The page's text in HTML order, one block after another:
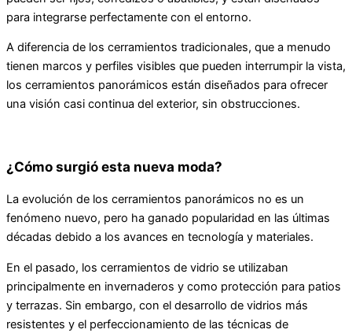
para integrarse perfectamente con el entorno.
A diferencia de los cerramientos tradicionales, que a menudo
tienen marcos y perfiles visibles que pueden interrumpir la vista,
los cerramientos panorámicos están diseñados para ofrecer
una visión casi continua del exterior, sin obstrucciones.
¿Cómo surgió esta nueva moda?
La evolución de los cerramientos panorámicos no es un
fenómeno nuevo, pero ha ganado popularidad en las últimas
décadas debido a los avances en tecnología y materiales.
En el pasado, los cerramientos de vidrio se utilizaban
principalmente en invernaderos y como protección para patios
y terrazas. Sin embargo, con el desarrollo de vidrios más
resistentes y el perfeccionamiento de las técnicas de